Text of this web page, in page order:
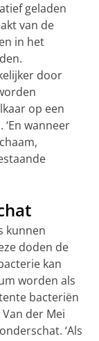
geladen
van de
in het
door
op een
‘En wanneer
kunnen
doden de
kan
worden als
bacteriën
der Mei
‘Als